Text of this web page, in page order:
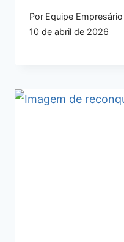
Por Equipe
10 de abril de 2026